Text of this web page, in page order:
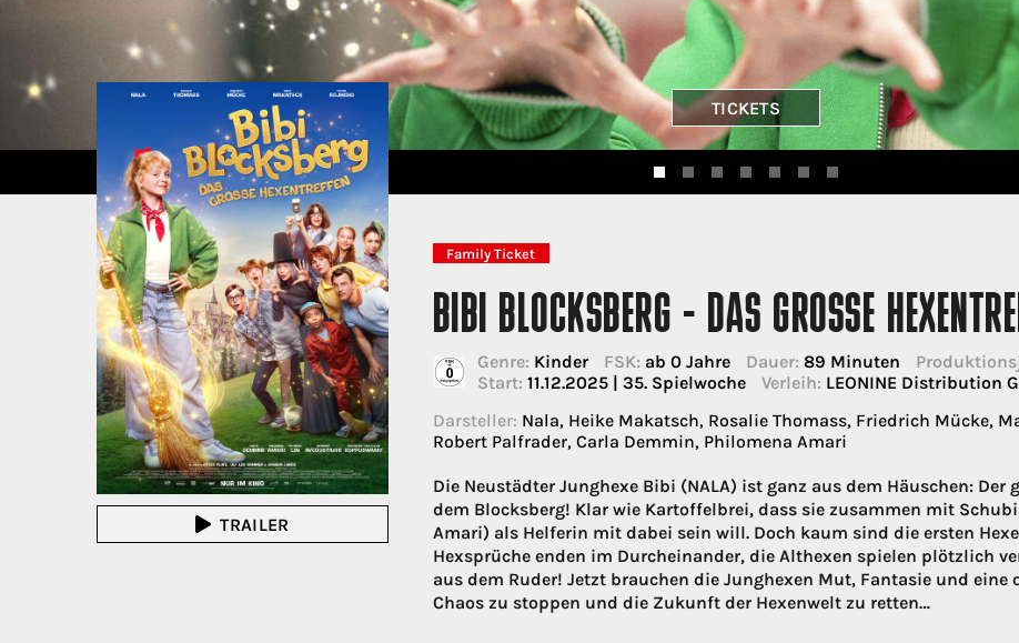
TICKETS
TRAILER
Family Ticket
BIBI BLOCKSBERG - DAS GROSSE
Genre: Kinder FSK: ab 0 Jahre Dauer: 89 Minuten
Start: 11.12.2025 | 35. Spielwoche Verleih: LEONINE Distribution
Darsteller: Nala, Heike Makatsch, Rosalie Thomass, Friedrich Mücke,
Robert Palfrader, Carla Demmin, Philomena Amari
Die Neustädter Junghexe Bibi (NALA) ist ganz aus dem Häuschen:
dem Blocksberg! Klar wie Kartoffelbrei, dass sie zusammen mit
Amari) als Helferin mit dabei sein will. Doch kaum sind die ersten
Hexsprüche enden im Durcheinander, die Althexen spielen plötzlich
aus dem Ruder! Jetzt brauchen die Junghexen Mut, Fantasie und
Chaos zu stoppen und die Zukunft der Hexenwelt zu retten…